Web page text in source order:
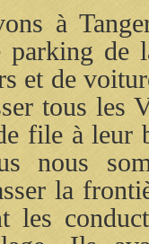
à
de
et de
tous les
file à leur
nous
la
les